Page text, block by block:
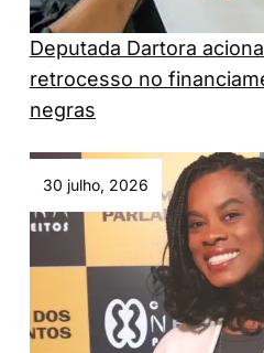
Deputada Dartora
retrocesso no
negras
30 julho, 2026